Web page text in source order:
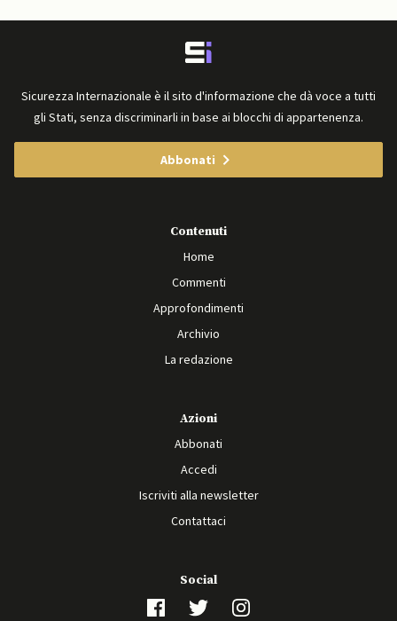
Sicurezza Internazionale è il sito d'informazione che dà voce a tutti
gli Stati, senza discriminarli in base ai blocchi di appartenenza.
Abbonati
Contenuti
Home
Commenti
Approfondimenti
Archivio
La redazione
Azioni
Abbonati
Accedi
Iscriviti alla newsletter
Contattaci
Social